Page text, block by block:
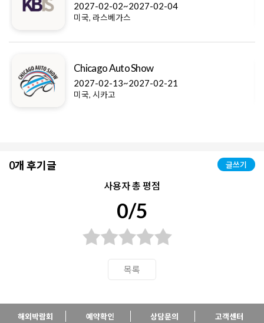
2027-02-02~2027-02-04
미국, 라스베가스
Chicago Auto Show
2027-02-13~2027-02-21
미국, 시카고
0개 후기글 글쓰기
사용자 총 평점
0/5
목록
해외박람회 예약확인 상담문의 고객센터